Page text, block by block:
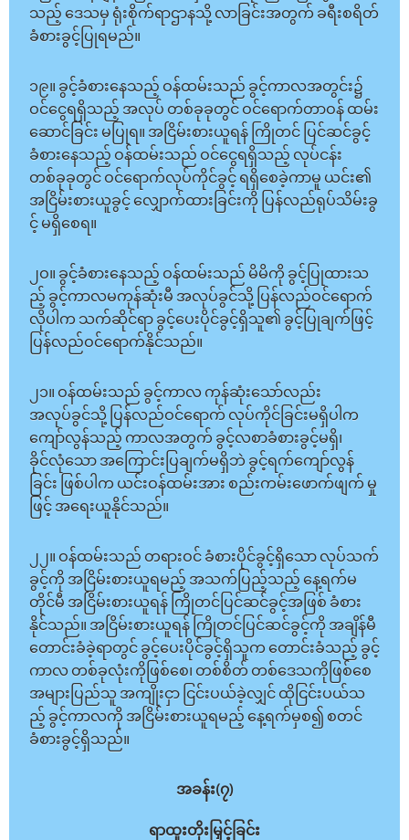
သည့် ဒေသမှ ရုံးစိုက်ရာဌာနသို့ လာခြင်းအတွက် ခရီးစရိတ်
ခံစားခွင့်ပြုရမည်။
၁၉။ ခွင့်ခံစားနေသည့် ဝန်ထမ်းသည် ခွင့်ကာလအတွင်း၌
ဝင်ငွေရရှိသည့် အလုပ် တစ်ခုခုတွင် ဝင်ရောက်တာဝန် ထမ်း
ဆောင်ခြင်း မပြုရ။ အငြိမ်းစားယူရန် ကြိုတင် ပြင်ဆင်ခွင့်
ခံစားနေသည့် ဝန်ထမ်းသည် ဝင်ငွေရရှိသည့် လုပ်ငန်း
တစ်ခုခုတွင် ဝင်ရောက်လုပ်ကိုင်ခွင့် ရရှိစေခဲ့ကာမူ ယင်း၏
အငြိမ်းစားယူခွင့် လျှောက်ထားခြင်းကို ပြန်လည်ရုပ်သိမ်းခွ
င့် မရှိစေရ။
၂ဝ။ ခွင့်ခံစားနေသည့် ဝန်ထမ်းသည် မိမိကို ခွင့်ပြုထားသ
ည့် ခွင့်ကာလမကုန်ဆုံးမီ အလုပ်ခွင်သို့ ပြန်လည်ဝင်ရောက်
လိုပါက သက်ဆိုင်ရာ ခွင့်ပေးပိုင်ခွင့်ရှိသူ၏ ခွင့်ပြုချက်ဖြင့်
ပြန်လည်ဝင်ရောက်နိုင်သည်။
၂၁။ ဝန်ထမ်းသည် ခွင့်ကာလ ကုန်ဆုံးသော်လည်း
အလုပ်ခွင်သို့ ပြန်လည်ဝင်ရောက် လုပ်ကိုင်ခြင်းမရှိပါက
ကျော်လွန်သည့် ကာလအတွက် ခွင့်လစာခံစားခွင့်မရှိ၊
ခိုင်လုံသော အကြောင်းပြချက်မရှိဘဲ ခွင့်ရက်ကျော်လွန်
ခြင်း ဖြစ်ပါက ယင်းဝန်ထမ်းအား စည်းကမ်းဖောက်ဖျက် မှု
ဖြင့် အရေးယူနိုင်သည်။
၂၂။ ဝန်ထမ်းသည် တရားဝင် ခံစားပိုင်ခွင့်ရှိသော လုပ်သက်
ခွင့်ကို အငြိမ်းစားယူရမည့် အသက်ပြည့်သည့် နေ့ရက်မ
တိုင်မီ အငြိမ်းစားယူရန် ကြိုတင်ပြင်ဆင်ခွင့်အဖြစ် ခံစား
နိုင်သည်။ အငြိမ်းစားယူရန် ကြိုတင်ပြင်ဆင်ခွင့်ကို အချိန်မီ
တောင်းခံခဲ့ရာတွင် ခွင့်ပေးပိုင်ခွင့်ရှိသူက တောင်းခံသည့် ခွင့်
ကာလ တစ်ခုလုံးကိုဖြစ်စေ၊ တစ်စိတ် တစ်ဒေသကိုဖြစ်စေ
အများပြည်သူ အကျိုးငှာ ငြင်းပယ်ခဲ့လျှင် ထိုငြင်းပယ်သ
ည့် ခွင့်ကာလကို အငြိမ်းစားယူရမည့် နေ့ရက်မှစ၍ စတင်
ခံစားခွင့်ရှိသည်။
အခန်း(၇)
ရာထူးတိုးမြှင့်ခြင်း